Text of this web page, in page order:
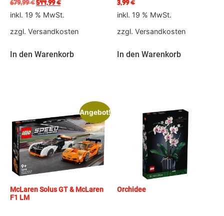
679,99€544,99€
inkl. 19 % MwSt.
zzgl. Versandkosten
In den Warenkorb
3,99€
inkl. 19 % MwSt.
zzgl. Versandkosten
In den Warenkorb
Angebot!
McLaren Solus GT & McLaren
F1 LM
Orchidee